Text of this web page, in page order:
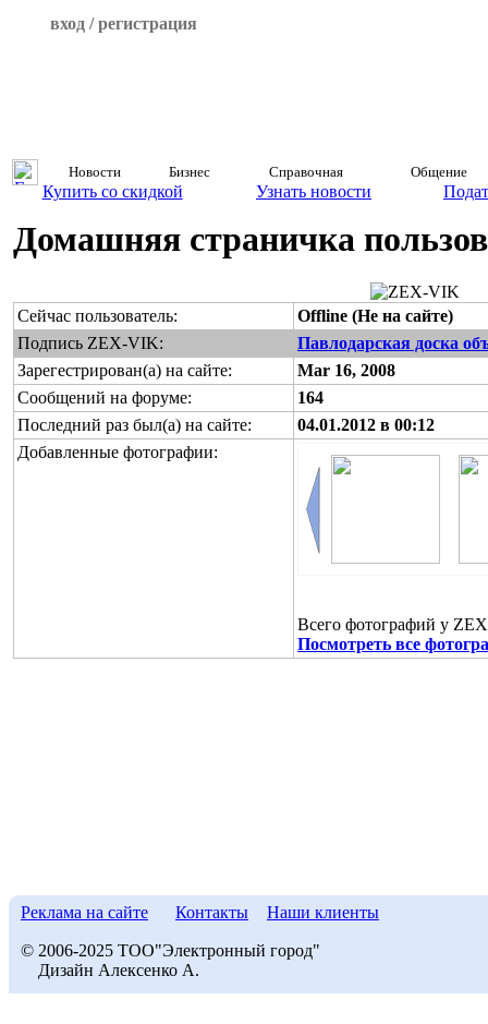
вход / регистрация
Новости Бизнес Справочная Общение
Купить со скидкой Узнать новости
Домашняя страничка
Сейчас пользователь:
Offline (Не на сайте)
Подпись ZEX-VIK:
Павлодарская доска
Зарегестрирован(а) на сайте:
Mar 16, 2008
Сообщений на форуме:
164
Последний раз был(а) на сайте:
04.01.2012 в 00:12
Добавленные фотографии:
Всего фотографий у
Посмотреть все
Реклама на сайте Контакты Наши клиенты
© 2006-2025 ТОО"Электронный город"
Дизайн Алексенко А.